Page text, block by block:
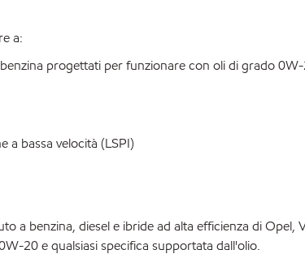
a:
progettati per funzionare con oli di grado
a bassa velocità (LSPI)
a benzina, diesel e ibride ad alta efficienza di Opel,
20 e qualsiasi specifica supportata dall'olio.